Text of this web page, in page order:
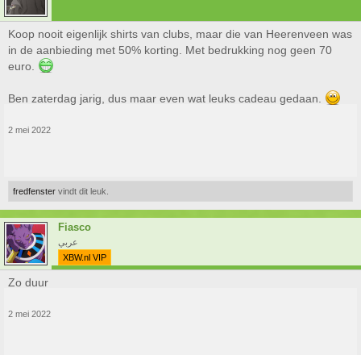
Koop nooit eigenlijk shirts van clubs, maar die van Heerenveen was
in de aanbieding met 50% korting. Met bedrukking nog geen 70
euro.
Ben zaterdag jarig, dus maar even wat leuks cadeau gedaan.
2 mei 2022
fredfenster vindt dit leuk.
Fiasco
عربي
XBW.nl VIP
Zo duur
2 mei 2022